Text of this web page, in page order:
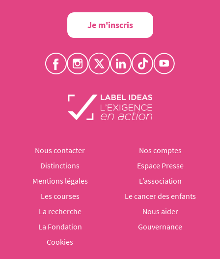
Je m'inscris
Nous contacter
Nos comptes
Distinctions
Espace Presse
Mentions légales
L’association
Les courses
Le cancer des enfants
La recherche
Nous aider
La Fondation
Gouvernance
Cookies